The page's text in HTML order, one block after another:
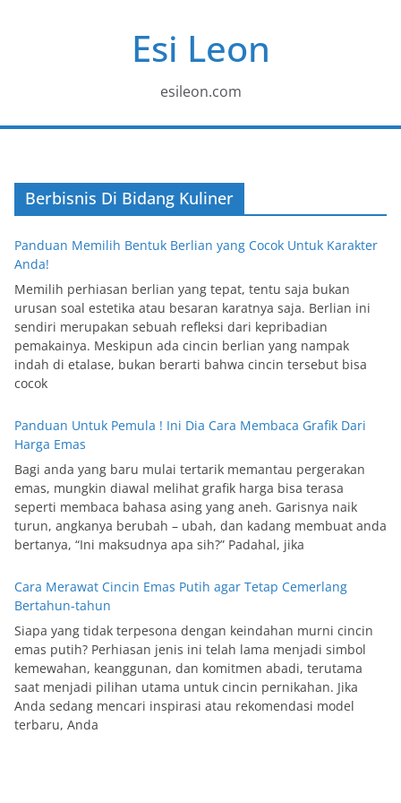
Esi Leon
esileon.com
Berbisnis Di Bidang Kuliner
Panduan Memilih Bentuk Berlian yang Cocok Untuk Karakter
Anda!
Memilih perhiasan berlian yang tepat, tentu saja bukan
urusan soal estetika atau besaran karatnya saja. Berlian ini
sendiri merupakan sebuah refleksi dari kepribadian
pemakainya. Meskipun ada cincin berlian yang nampak
indah di etalase, bukan berarti bahwa cincin tersebut bisa
cocok
Panduan Untuk Pemula ! Ini Dia Cara Membaca Grafik Dari
Harga Emas
Bagi anda yang baru mulai tertarik memantau pergerakan
emas, mungkin diawal melihat grafik harga bisa terasa
seperti membaca bahasa asing yang aneh. Garisnya naik
turun, angkanya berubah – ubah, dan kadang membuat anda
bertanya, “Ini maksudnya apa sih?” Padahal, jika
Cara Merawat Cincin Emas Putih agar Tetap Cemerlang
Bertahun-tahun
Siapa yang tidak terpesona dengan keindahan murni cincin
emas putih? Perhiasan jenis ini telah lama menjadi simbol
kemewahan, keanggunan, dan komitmen abadi, terutama
saat menjadi pilihan utama untuk cincin pernikahan. Jika
Anda sedang mencari inspirasi atau rekomendasi model
terbaru, Anda